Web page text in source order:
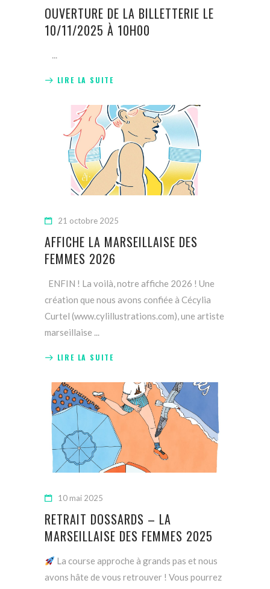
OUVERTURE DE LA BILLETTERIE LE
10/11/2025 À 10H00
LIRE LA SUITE
21 octobre 2025
AFFICHE LA MARSEILLAISE DES
FEMMES 2026
ENFIN ! La voilà, notre affiche 2026 ! Une
création que nous avons confiée à Cécylia
Curtel (www.cylillustrations.com), une artiste
marseillaise
LIRE LA SUITE
10 mai 2025
RETRAIT DOSSARDS – LA
MARSEILLAISE DES FEMMES 2025
La course approche à grands pas et nous
avons hâte de vous retrouver ! Vous pourrez